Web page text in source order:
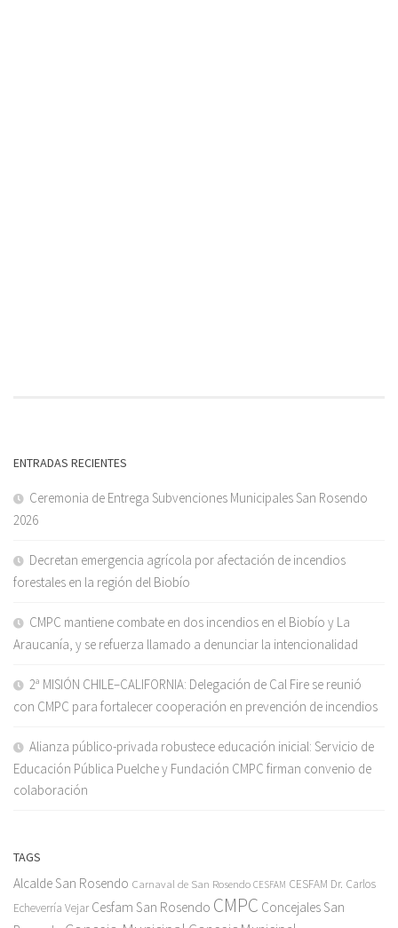
ENTRADAS RECIENTES
Ceremonia de Entrega Subvenciones Municipales San Rosendo
2026
Decretan emergencia agrícola por afectación de incendios
forestales en la región del Biobío
CMPC mantiene combate en dos incendios en el Biobío y La
Araucanía, y se refuerza llamado a denunciar la intencionalidad
2ª MISIÓN CHILE–CALIFORNIA: Delegación de Cal Fire se reunió
con CMPC para fortalecer cooperación en prevención de incendios
Alianza público-privada robustece educación inicial: Servicio de
Educación Pública Puelche y Fundación CMPC firman convenio de
colaboración
TAGS
Alcalde San Rosendo Carnaval de San Rosendo CESFAM CESFAM Dr. Carlos
Echeverría Vejar Cesfam San Rosendo CMPC Concejales San